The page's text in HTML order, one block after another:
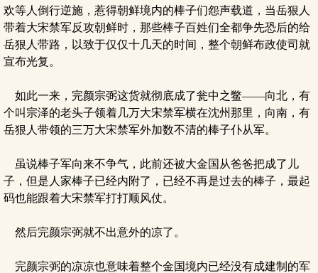
欢等人倒行逆施，惹得朝鲜境内的棒子们怨声载道，当岳狠人
带着大宋禁军反攻朝鲜时，那些棒子百姓们全都争先恐后的给
岳狠人带路，以致于仅仅十几天的时间，整个朝鲜布政使司就
宣布光复。
如此一来，完颜宗弼这货就彻底成了瓮中之鳖——向北，有
个叫宗泽的老头子领着几万大宋禁军横在沈州那里，向南，有
岳狠人带领的三万大宋禁军外加数不清的棒子仆从军。
虽说棒子军向来不争气，此前还被大金国从爸爸把成了儿
子，但是人家棒子已经内附了，已经不再是过去的棒子，最起
码也能跟着大宋禁军打打顺风仗。
然后完颜宗弼就不出意外的凉了。
完颜宗弼的凉凉也意味着整个金国境内已经没有成建制的军